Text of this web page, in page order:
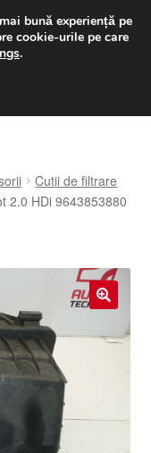
6816
Cutii de filtrare
2.0 HDi 9643853880
bună experiență pe
cookie-urile pe care
.